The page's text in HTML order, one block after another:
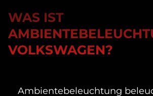
WAS IST
VOLKSWAGEN?
Ambientebeleuchtung